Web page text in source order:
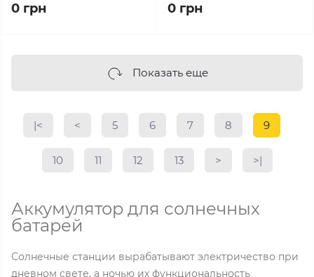
0 грн 0 грн
Показать еще
|< < 5 6 7 8 9
10 11 12 13 > >|
Аккумулятор для солнечных
батарей
Солнечные станции вырабатывают электричество при
дневном свете, а ночью их функциональность